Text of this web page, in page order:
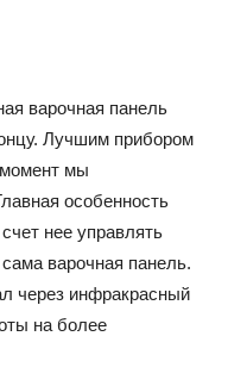
варочная панель
Лучшим прибором
мы
особенность
нее управлять
варочная панель.
через инфракрасный
на более